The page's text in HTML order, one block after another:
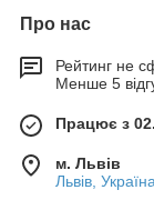
Про нас
Рейтинг не
Менше 5
Працює з
м. Львів
Львів, Україна